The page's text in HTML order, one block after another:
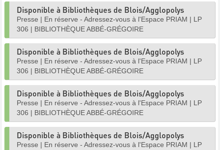
Disponible à Bibliothèques de Blois/Agglopolys
Presse | En réserve - Adressez-vous à l'Espace PRIAM | LP
306 | BIBLIOTHÈQUE ABBÉ-GRÉGOIRE
Disponible à Bibliothèques de Blois/Agglopolys
Presse | En réserve - Adressez-vous à l'Espace PRIAM | LP
306 | BIBLIOTHÈQUE ABBÉ-GRÉGOIRE
Disponible à Bibliothèques de Blois/Agglopolys
Presse | En réserve - Adressez-vous à l'Espace PRIAM | LP
306 | BIBLIOTHÈQUE ABBÉ-GRÉGOIRE
Disponible à Bibliothèques de Blois/Agglopolys
Presse | En réserve - Adressez-vous à l'Espace PRIAM | LP